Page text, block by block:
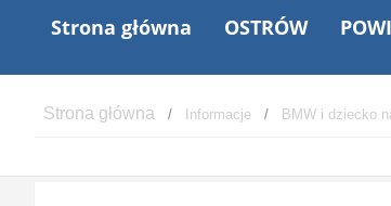
Strona główna OSTRÓW
Informacje BMW i dziecko